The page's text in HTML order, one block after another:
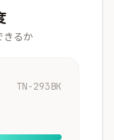
きるか
TN-293BK